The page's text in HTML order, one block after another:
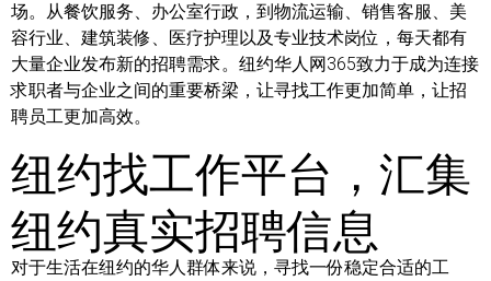
场。从餐饮服务、办公室行政，到物流运输、销售客服、美
容行业、建筑装修、医疗护理以及专业技术岗位，每天都有
大量企业发布新的招聘需求。纽约华人网365致力于成为连接
求职者与企业之间的重要桥梁，让寻找工作更加简单，让招
聘员工更加高效。
纽约找工作平台，汇集
纽约真实招聘信息
对于生活在纽约的华人群体来说，寻找一份稳定合适的工